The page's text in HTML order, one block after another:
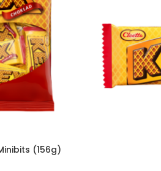
(156g)